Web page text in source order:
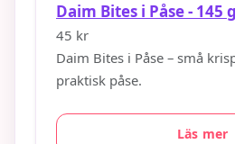
Daim Bites i Påse - 145 g
45 kr
Daim Bites i Påse – små
praktisk påse.
Läs mer